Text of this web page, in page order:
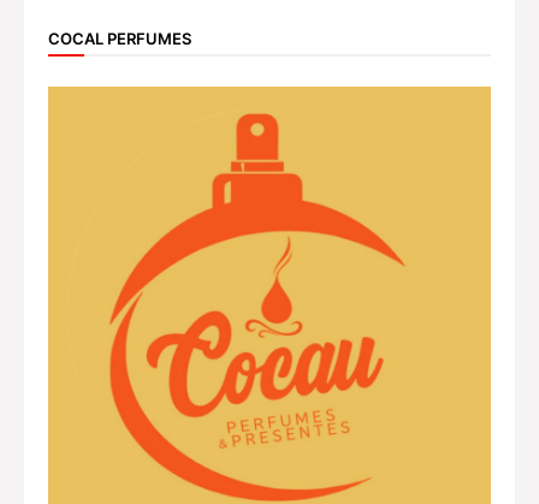
COCAL PERFUMES